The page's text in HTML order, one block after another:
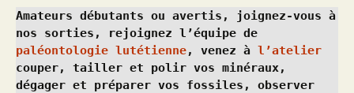
Amateurs débutants ou avertis, joignez-vous à
paléontologie lutétienne, venez à l’atelier
couper, tailler et polir vos minéraux,
dégager et préparer vos fossiles, observer